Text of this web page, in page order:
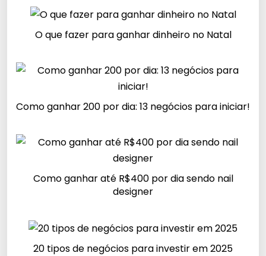
O que fazer para ganhar dinheiro no Natal
Como ganhar 200 por dia: 13 negócios para iniciar!
Como ganhar até R$400 por dia sendo nail
designer
20 tipos de negócios para investir em 2025